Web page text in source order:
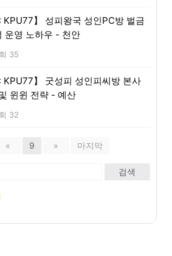
】 성피왕국 성인PC방 벌금
운영 노하우 - 천안
35
】 굿성피 성인피씨방 본사
윈윈 전략 - 예산
32
« 9 » 마지막
검색